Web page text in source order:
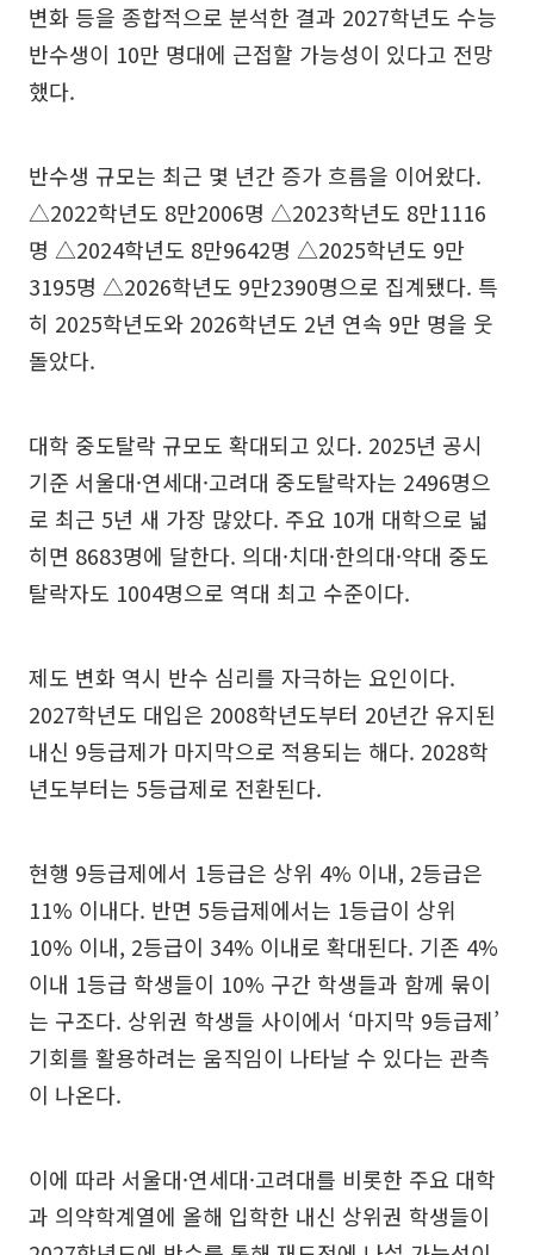
변화 등을 종합적으로 분석한 결과 2027학년도 수능
반수생이 10만 명대에 근접할 가능성이 있다고 전망
했다.
반수생 규모는 최근 몇 년간 증가 흐름을 이어왔다.
△2022학년도 8만2006명 △2023학년도 8만1116
명 △2024학년도 8만9642명 △2025학년도 9만
3195명 △2026학년도 9만2390명으로 집계됐다. 특
히 2025학년도와 2026학년도 2년 연속 9만 명을 웃
돌았다.
대학 중도탈락 규모도 확대되고 있다. 2025년 공시
기준 서울대·연세대·고려대 중도탈락자는 2496명으
로 최근 5년 새 가장 많았다. 주요 10개 대학으로 넓
히면 8683명에 달한다. 의대·치대·한의대·약대 중도
탈락자도 1004명으로 역대 최고 수준이다.
제도 변화 역시 반수 심리를 자극하는 요인이다.
2027학년도 대입은 2008학년도부터 20년간 유지된
내신 9등급제가 마지막으로 적용되는 해다. 2028학
년도부터는 5등급제로 전환된다.
현행 9등급제에서 1등급은 상위 4% 이내, 2등급은
11% 이내다. 반면 5등급제에서는 1등급이 상위
10% 이내, 2등급이 34% 이내로 확대된다. 기존 4%
이내 1등급 학생들이 10% 구간 학생들과 함께 묶이
는 구조다. 상위권 학생들 사이에서 ‘마지막 9등급제’
기회를 활용하려는 움직임이 나타날 수 있다는 관측
이 나온다.
이에 따라 서울대·연세대·고려대를 비롯한 주요 대학
과 의약학계열에 올해 입학한 내신 상위권 학생들이